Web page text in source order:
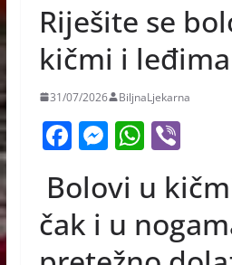
Riješite se
kičmi i leđima
31/07/2026 BiljnaLjekarna
F
c
e
b
M
ss
e
n
W
at
s
A
Vi
er
Bolovi u
čak i u